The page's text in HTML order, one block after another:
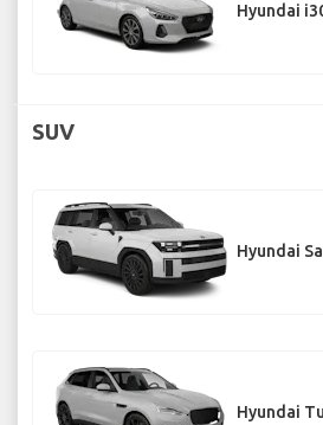
Hyundai
SUV
Hyundai
Hyundai